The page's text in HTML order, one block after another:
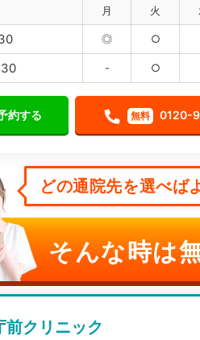
月 火
◎ ○
- ○
約する 無料 0120-
どの通院先を選べば
そんな時は
前クリニック